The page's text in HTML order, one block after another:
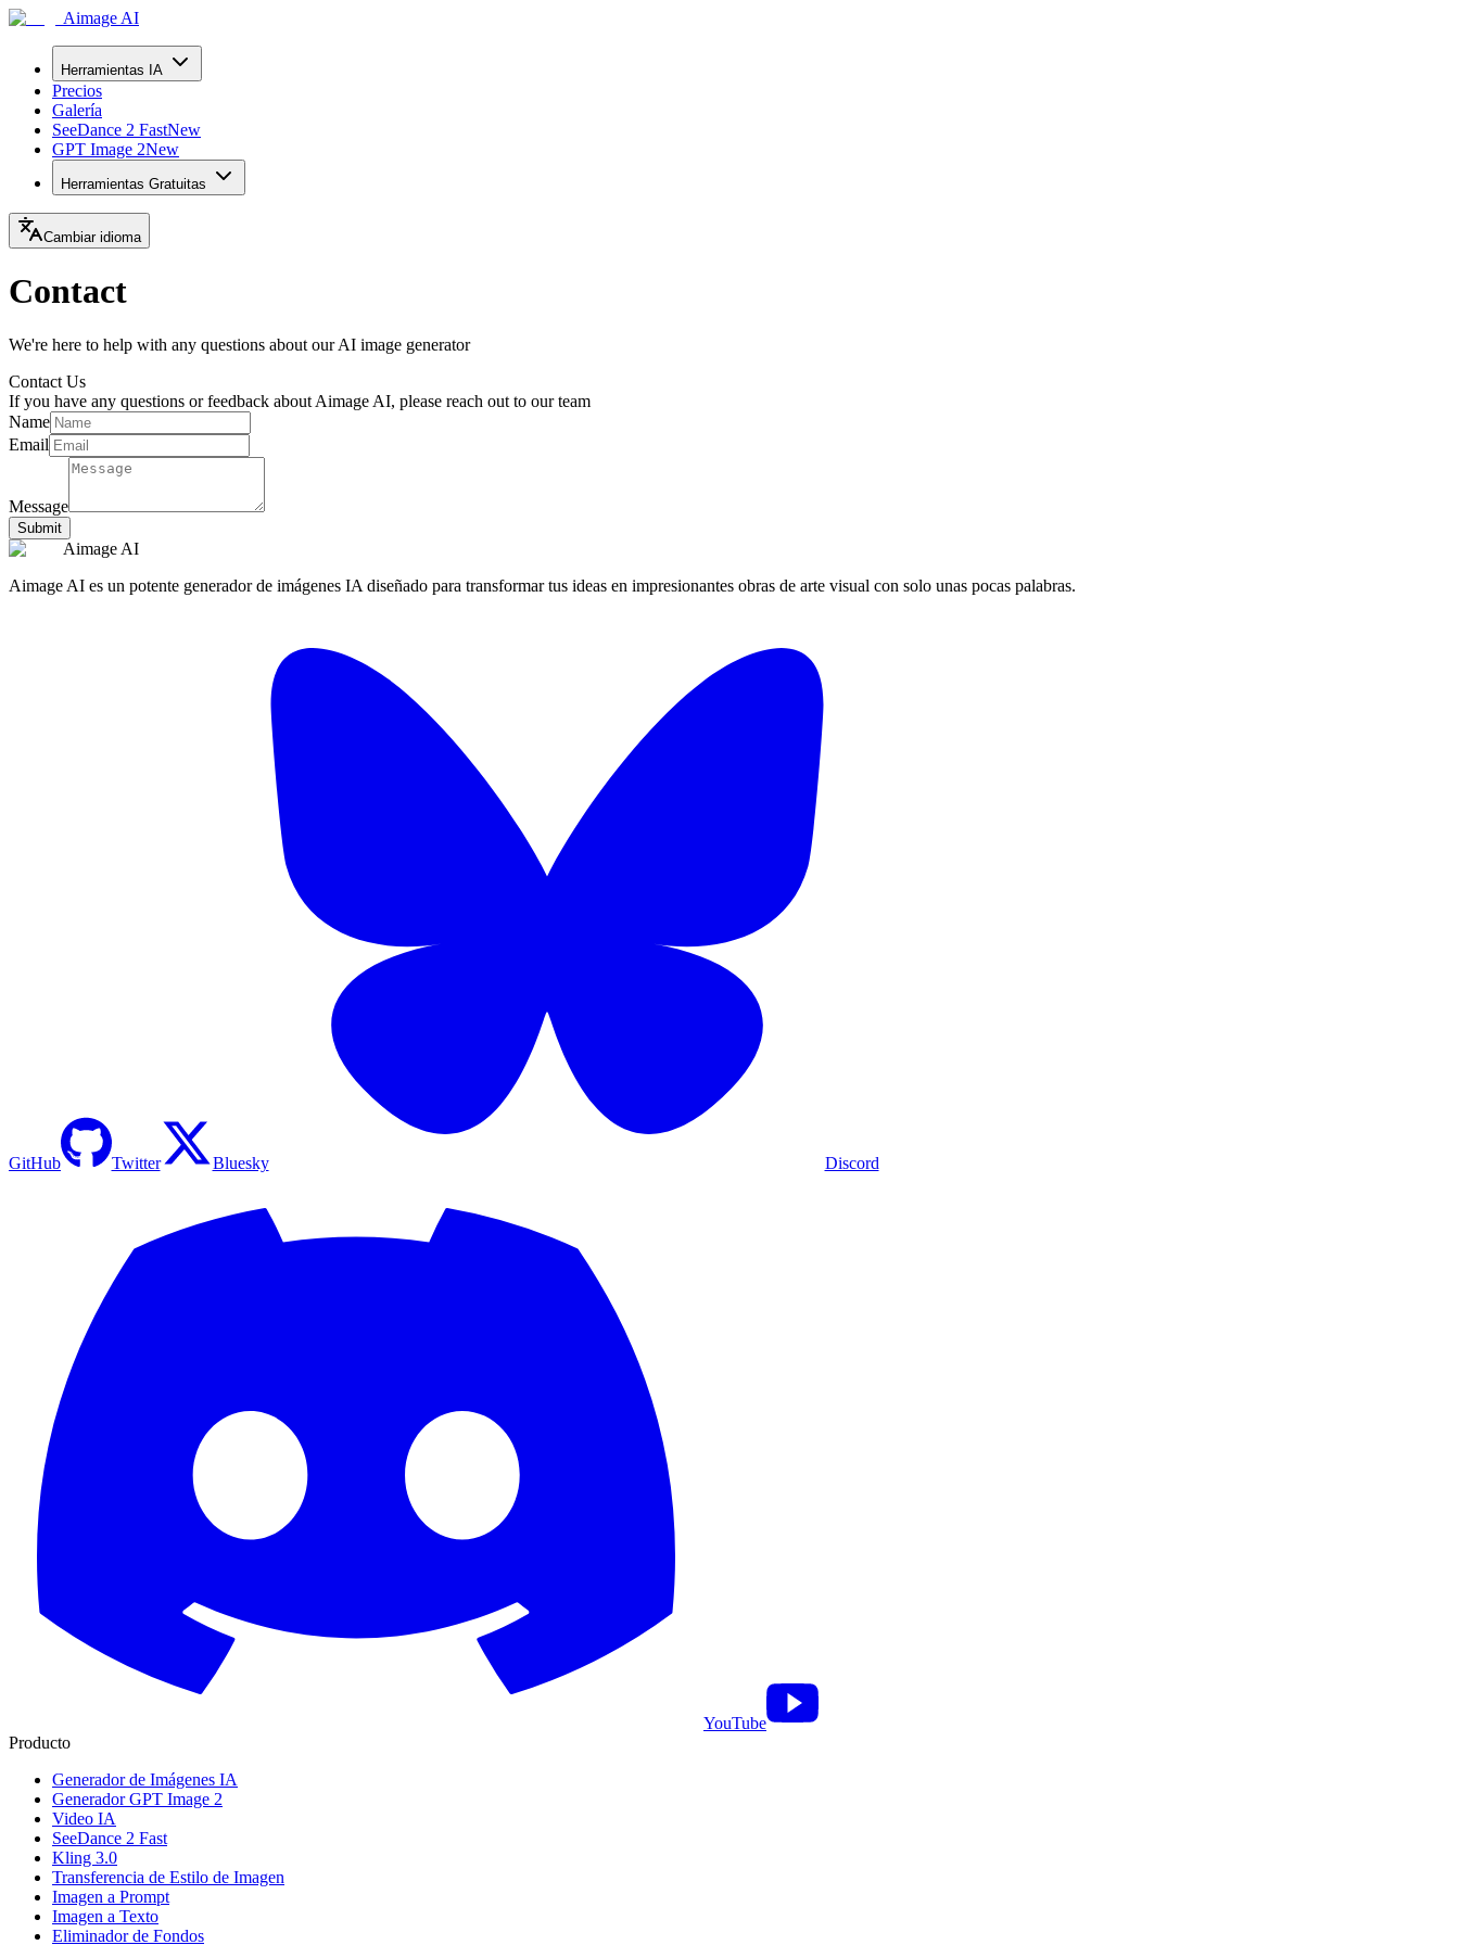
Aimage AI
Herramientas IA
Precios
Galería
SeeDance 2 FastNew
GPT Image 2New
Herramientas Gratuitas
Cambiar idioma
Contact
We're here to help with any questions about our AI image generator
Contact Us
If you have any questions or feedback about Aimage AI, please reach out to our team
Name
Email
Message
Submit
Aimage AI
Aimage AI es un potente generador de imágenes IA diseñado para transformar tus ideas en impresionantes obras de arte visual con solo unas pocas palabras.
GitHub Twitter Bluesky Discord
YouTube
Producto
Generador de Imágenes IA
Generador GPT Image 2
Video IA
SeeDance 2 Fast
Kling 3.0
Transferencia de Estilo de Imagen
Imagen a Prompt
Imagen a Texto
Eliminador de Fondos